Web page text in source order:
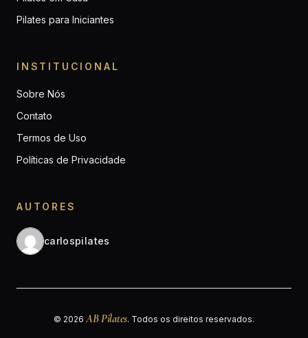
Pilates para Iniciantes
INSTITUCIONAL
Sobre Nós
Contato
Termos de Uso
Políticas de Privacidade
AUTORES
carlospilates
© 2026AB Pilates. Todos os direitos reservados.